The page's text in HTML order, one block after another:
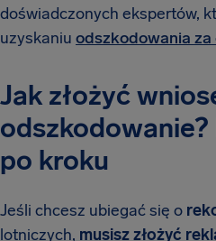
doświadczonych ekspertów,
uzyskaniu odszkodowania za
Jak złożyć
po kroku
Jeśli chcesz ubiegać się o
lotniczych, musisz złożyć